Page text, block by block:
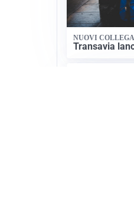
NUOVI
Transavia